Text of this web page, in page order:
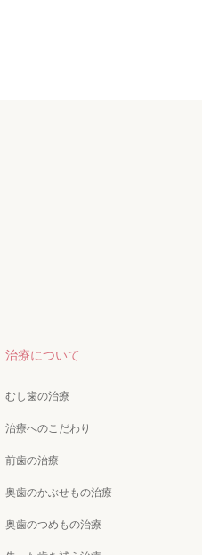
治療について
むし歯の治療
治療へのこだわり
前歯の治療
奥歯のかぶせもの治療
奥歯のつめもの治療